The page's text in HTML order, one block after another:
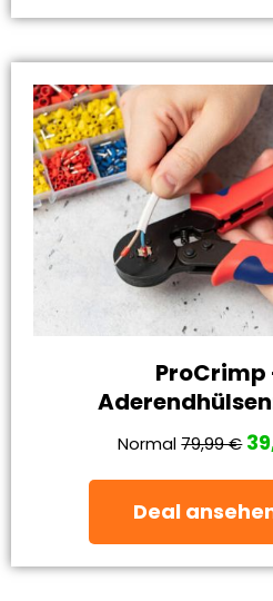
ProCrimp
Normal79,99 €
Deal